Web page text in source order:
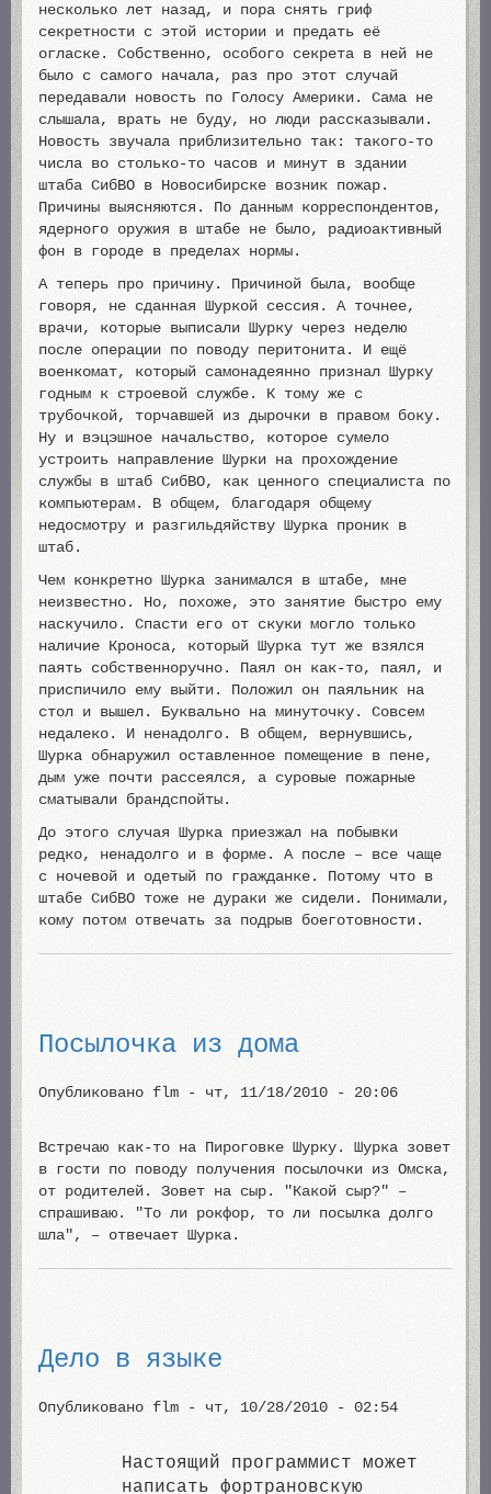
несколько лет назад, и пора снять гриф
секретности с этой истории и предать её
огласке. Собственно, особого секрета в ней не
было с самого начала, раз про этот случай
передавали новость по Голосу Америки. Сама не
слышала, врать не буду, но люди рассказывали.
Новость звучала приблизительно так: такого-то
числа во столько-то часов и минут в здании
штаба СибВО в Новосибирске возник пожар.
Причины выясняются. По данным корреспондентов,
ядерного оружия в штабе не было, радиоактивный
фон в городе в пределах нормы.
А теперь про причину. Причиной была, вообще
говоря, не сданная Шуркой сессия. А точнее,
врачи, которые выписали Шурку через неделю
после операции по поводу перитонита. И ещё
военкомат, который самонадеянно признал Шурку
годным к строевой службе. К тому же с
трубочкой, торчавшей из дырочки в правом боку.
Ну и вэцэшное начальство, которое сумело
устроить направление Шурки на прохождение
службы в штаб СибВО, как ценного специалиста по
компьютерам. В общем, благодаря общему
недосмотру и разгильдяйству Шурка проник в
штаб.
Чем конкретно Шурка занимался в штабе, мне
неизвестно. Но, похоже, это занятие быстро ему
наскучило. Спасти его от скуки могло только
наличие Кроноса, который Шурка тут же взялся
паять собственноручно. Паял он как-то, паял, и
приспичило ему выйти. Положил он паяльник на
стол и вышел. Буквально на минуточку. Совсем
недалеко. И ненадолго. В общем, вернувшись,
Шурка обнаружил оставленное помещение в пене,
дым уже почти рассеялся, а суровые пожарные
сматывали брандспойты.
До этого случая Шурка приезжал на побывки
редко, ненадолго и в форме. А после – все чаще
с ночевой и одетый по гражданке. Потому что в
штабе СибВО тоже не дураки же сидели. Понимали,
кому потом отвечать за подрыв боеготовности.
Посылочка из дома
Опубликовано flm - чт, 11/18/2010 - 20:06
Встречаю как-то на Пироговке Шурку. Шурка зовет
в гости по поводу получения посылочки из Омска,
от родителей. Зовет на сыр. "Какой сыр?" –
спрашиваю. "То ли рокфор, то ли посылка долго
шла", – отвечает Шурка.
Дело в языке
Опубликовано flm - чт, 10/28/2010 - 02:54
Настоящий программист может
написать фортрановскую